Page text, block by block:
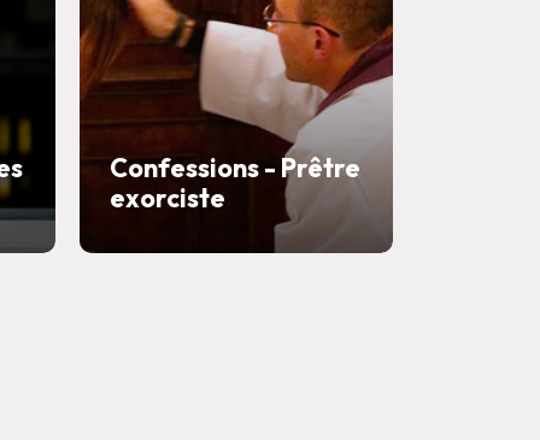
Confessions - Prêtre
exorciste